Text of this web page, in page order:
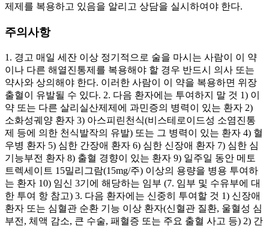
제제를 복용하고 있음을 알리고 상담을 실시하여야 한다.
주의사항
1. 경고 매일 세잔 이상 정기적으로 술을 마시는 사람이 이 약
이나 다른 해열진통제를 복용해야 할 경우 반드시 의사 또는
약사와 상의해야 한다. 이러한 사람이 이 약을 복용하면 위장
출혈이 유발될 수 있다. 2. 다음 환자에는 투여하지 말 것 1) 이
약 또는 다른 살리실산제제에 과민증의 병력이 있는 환자 2)
소화성궤양 환자 3) 아스피린천식(비스테로이드성 소염진통
제 등에 의한 천식발작의 유발) 또는 그 병력이 있는 환자 4) 혈
우병 환자 5) 심한 간장애 환자 6) 심한 신장애 환자 7) 심한 심
기능부전 환자 8) 출혈 경향이 있는 환자 9) 일주일 동안 메토
트렉세이트 15밀리그람(15mg/주) 이상의 용량을 병용 투여하
는 환자 10) 임신 3기에 해당하는 임부 (7. 임부 및 수유부에 대
한 투여 항 참고) 3. 다음 환자에는 신중히 투여할 것 1) 신장애
환자 또는 심혈관 순환 기능 이상 환자(신혈관 질환, 울혈성 심
부전, 체액 감소, 큰 수술, 패혈증 또는 주요 출혈 사고 등) 2) 간